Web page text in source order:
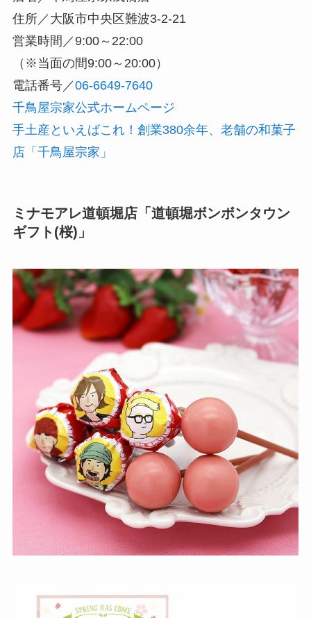
住所／大阪市中央区難波3-2-21
営業時間／9:00～22:00
（※当面の間9:00～20:00）
電話番号／06-6649-7640
千鳥屋宗家公式ホームページ
手土産といえばこれ！創業380余年、老舗の和菓子
店「千鳥屋宗家」
ミナモアレ道頓堀店「道頓堀ボンボンタウン
ギフト(桜)」